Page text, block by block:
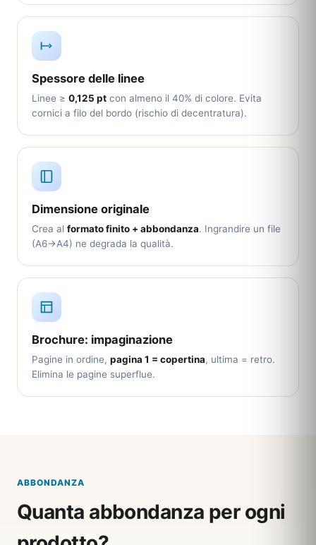
Spessore delle linee
Linee ≥ 0,125 pt con almeno il 40% di colore. Evita
cornici a filo del bordo (rischio di decentratura).
Dimensione originale
Crea al formato finito + abbondanza. Ingrandire un file
(A6→A4) ne degrada la qualità.
Brochure: impaginazione
Pagine in ordine, pagina 1 = copertina, ultima = retro.
Elimina le pagine superflue.
ABBONDANZA
Quanta abbondanza per ogni